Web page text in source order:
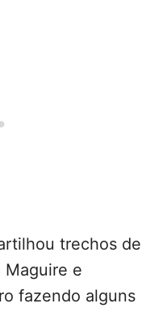
trechos de
Maguire e
fazendo alguns